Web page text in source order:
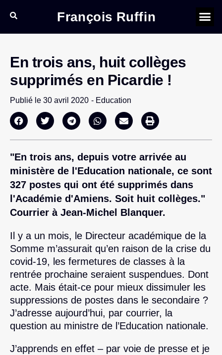
François Ruffin
En trois ans, huit collèges
supprimés en Picardie !
Publié le 30 avril 2020 - Education
"En trois ans, depuis votre arrivée au
ministère de l'Education nationale, ce sont
327 postes qui ont été supprimés dans
l'Académie d'Amiens. Soit huit collèges."
Courrier à Jean-Michel Blanquer.
Il y a un mois, le Directeur académique de la
Somme m’assurait qu’en raison de la crise du
covid-19, les fermetures de classes à la
rentrée prochaine seraient suspendues. Dont
acte. Mais était-ce pour mieux dissimuler les
suppressions de postes dans le secondaire ?
J’adresse aujourd’hui, par courrier, la
question au ministre de l’Education nationale.
J’apprends en effet – par voie de presse et je